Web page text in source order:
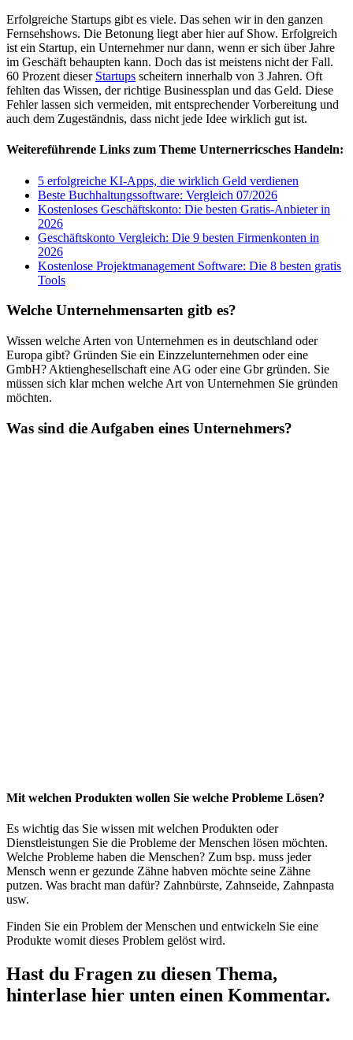
Erfolgreiche Startups gibt es viele. Das sehen wir in den ganzen
Fernsehshows. Die Betonung liegt aber hier auf Show. Erfolgreich
ist ein Startup, ein Unternehmer nur dann, wenn er sich über Jahre
im Geschäft behaupten kann. Doch das ist meistens nicht der Fall.
60 Prozent dieser Startups scheitern innerhalb von 3 Jahren. Oft
fehlten das Wissen, der richtige Businessplan und das Geld. Diese
Fehler lassen sich vermeiden, mit entsprechender Vorbereitung und
auch dem Zugeständnis, dass nicht jede Idee wirklich gut ist.
Weitereführende Links zum Theme Unternerricsches Handeln:
5 erfolgreiche KI-Apps, die wirklich Geld verdienen
Beste Buchhaltungssoftware: Vergleich 07/2026
Kostenloses Geschäftskonto: Die besten Gratis-Anbieter in
2026
Geschäftskonto Vergleich: Die 9 besten Firmenkonten in
2026
Kostenlose Projektmanagement Software: Die 8 besten gratis
Tools
Welche Unternehmensarten gitb es?
Wissen welche Arten von Unternehmen es in deutschland oder
Europa gibt? Gründen Sie ein Einzzelunternehmen oder eine
GmbH? Aktienghesellschaft eine AG oder eine Gbr gründen. Sie
müssen sich klar mchen welche Art von Unternehmen Sie gründen
möchten.
Was sind die Aufgaben eines Unternehmers?
Mit welchen Produkten wollen Sie welche Probleme Lösen?
Es wichtig das Sie wissen mit welchen Produkten oder
Dienstleistungen Sie die Probleme der Menschen lösen möchten.
Welche Probleme haben die Menschen? Zum bsp. muss jeder
Mensch wenn er gezunde Zähne habven möchte seine Zähne
putzen. Was bracht man dafür? Zahnbürste, Zahnseide, Zahnpasta
usw.
Finden Sie ein Problem der Menschen und entwickeln Sie eine
Produkte womit dieses Problem gelöst wird.
Hast du Fragen zu diesen Thema,
hinterlase hier unten einen Kommentar.